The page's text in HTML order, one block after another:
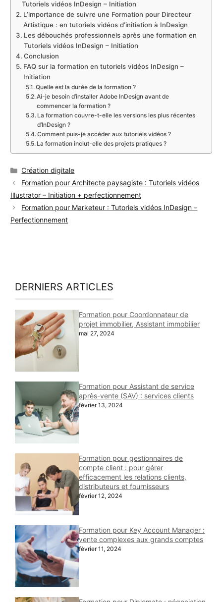
Tutoriels vidéos InDesign – Initiation
L’importance de suivre une Formation pour Directeur
Artistique : en tutoriels vidéos d’initiation à InDesign
Les débouchés professionnels après une formation en
Tutoriels vidéos InDesign – Initiation
Conclusion
FAQ sur la formation en tutoriels vidéos InDesign –
Initiation
Quelle est la durée de la formation ?
Ai-je besoin d’installer Adobe InDesign avant de
commencer la formation ?
La formation couvre-t-elle les versions les plus récentes
d’InDesign ?
Comment puis-je accéder aux tutoriels vidéos ?
La formation inclut-elle des projets pratiques ?
Catégories
Création digitale
Formation pour Architecte paysagiste : Tutoriels vidéos
Illustrator – Initiation + perfectionnement
Formation pour Marketeur : Tutoriels vidéos InDesign –
Perfectionnement
DERNIERS ARTICLES
Formation pour Coordonnateur de
projet immobilier, Assistant immobilier
mai 27, 2024
Formation pour Assistant de service
après-vente (SAV) : services clients
février 13, 2024
Formation pour gestionnaires de
compte client : pour gérer
efficacement les relations clients,
distributeurs et fournisseurs
février 12, 2024
Formation pour Key Account Manager :
vente complexes aux grands comptes
février 11, 2024